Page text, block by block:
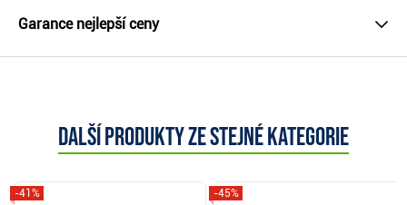
Garance nejlepší ceny
Další produkty ze stejné kategorie
-41% -45%